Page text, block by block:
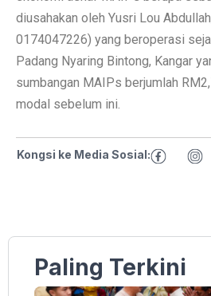
diusahakan oleh Yusri Lou
0174047226) yang beroperasi
Padang Nyaring Bintong, Kangar
sumbangan MAIPs berjumlah
modal sebelum ini.
Kongsi ke Media Sosial:
Paling Terkini